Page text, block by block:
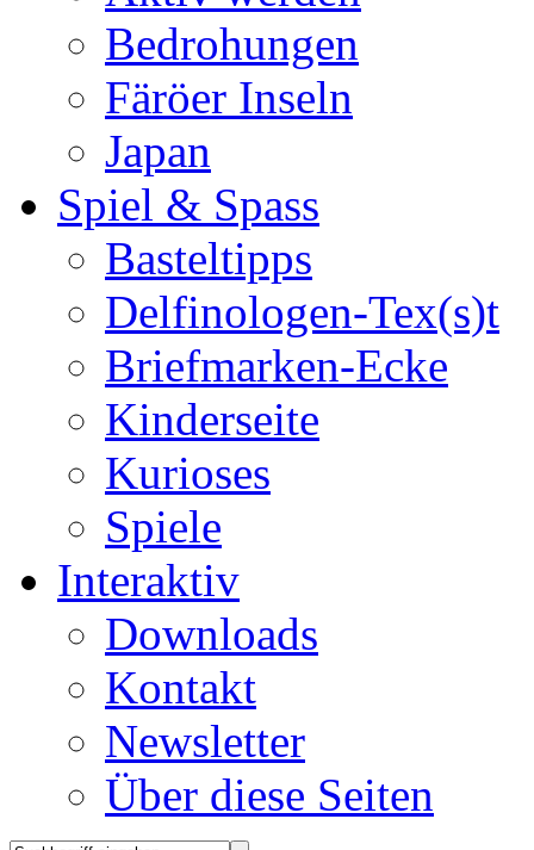
Bedrohungen
Färöer Inseln
Japan
Spiel & Spass
Basteltipps
Delfinologen-Tex(s)t
Briefmarken-Ecke
Kinderseite
Kurioses
Spiele
Interaktiv
Downloads
Kontakt
Newsletter
Über diese Seiten